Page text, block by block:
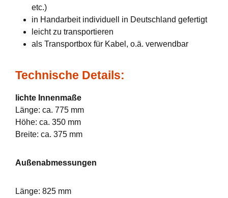
etc.)
in Handarbeit individuell in Deutschland gefertigt
leicht zu transportieren
als Transportbox für Kabel, o.ä. verwendbar
Technische Details:
lichte Innenmaße
Länge: ca. 775 mm
Höhe: ca. 350 mm
Breite: ca. 375 mm
Außenabmessungen
Länge: 825 mm